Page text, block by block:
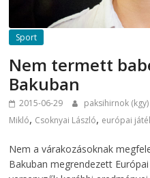
Sport
Nem termett
Bakuban
2015-06-29 paksihirnok (kgy)
Mikló, Csoknyai László, európai
Nem a várakozásoknak
Bakuban megrendezett